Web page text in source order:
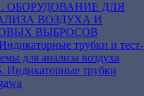
ОБОРУДОВАНИЕ ДЛЯ
ВОЗДУХА И
ВЫБРОСОВ
трубки и тест-
для анализа воздуха
Индикаторные трубки